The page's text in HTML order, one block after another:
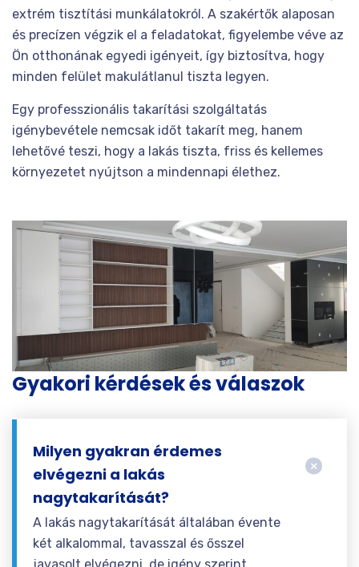
extrém tisztítási munkálatokról. A szakértők alaposan
és precízen végzik el a feladatokat, figyelembe véve az
Ön otthonának egyedi igényeit, így biztosítva, hogy
minden felület makulátlanul tiszta legyen.
Egy professzionális takarítási szolgáltatás
igénybevétele nemcsak időt takarít meg, hanem
lehetővé teszi, hogy a lakás tiszta, friss és kellemes
környezetet nyújtson a mindennapi élethez.
Gyakori kérdések és válaszok
Milyen gyakran érdemes
elvégezni a lakás
nagytakarítását?
A lakás nagytakarítását általában évente
két alkalommal, tavasszal és ősszel